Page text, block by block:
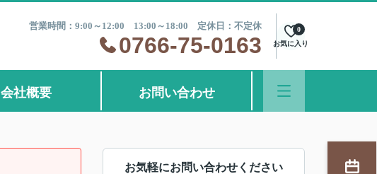
営業時間：9:00～12:00 13:00～18:00 定休日：不定休
0766-75-0163 お気に入り
0
会社概要 お問い合わせ
お気軽にお問い合わせください